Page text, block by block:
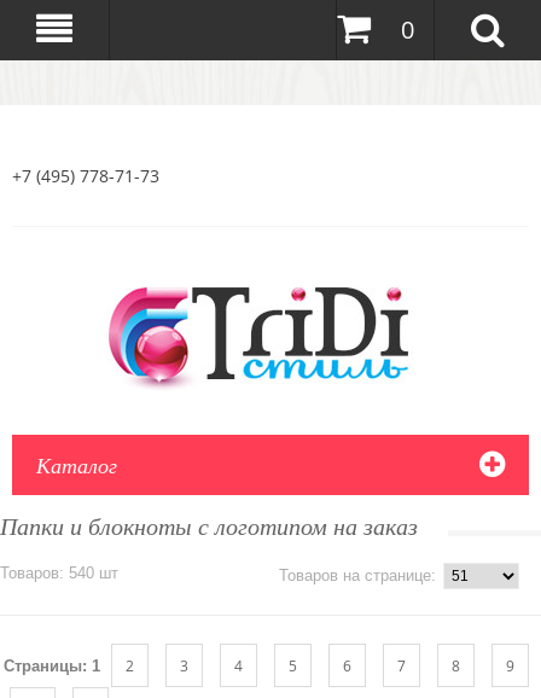
0
+7 (495) 778-71-73
Каталог
Папки и блокноты с логотипом на заказ
Товаров: 540 шт Товаров на странице:
Страницы: 1 2 3 4 5 6 7 8 9